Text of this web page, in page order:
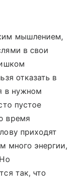
мышлением,
в свои
отказать в
в нужном
пустое
время
приходят
много энергии,
так, что